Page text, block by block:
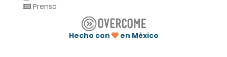
Prensa
Hecho con
en México